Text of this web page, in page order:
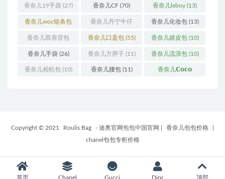
(19)
香奈儿19手袋 (27) 香奈儿CF (70) 香奈儿leboy (13)
香奈儿woc链条包
(11)
香奈儿丹宁牛仔
(12)
香奈儿化妆包(13)
香奈儿双肩背包
(13)
香奈儿口盖包(55) 香奈儿嬉皮包(10)
香奈儿手袋(26) 香奈儿方胖子(11) 香奈儿流浪包(10)
香奈儿相机包(10) 香奈儿腰包(11) 香奈儿𝗖𝗼𝗰𝗼
Copyright © 2021 Roulis Bag - 迪奥官网包包中国官网 香奈儿包包价格
chanel包包专柜价格
首页 Chanel Gucci Dior 顶部